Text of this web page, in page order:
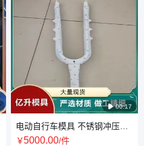
 00:17
电动自行车模具 不锈钢冲压件
加工 生产厂家 资质齐全
￥5000.00/件